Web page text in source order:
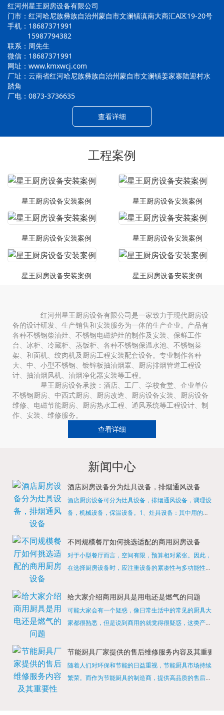
红河州星王厨房设备有限公司
门市：红河哈尼族彝族自治州蒙自市文澜镇滇南大商汇A区19-20号
手机：18687371991
15987794382
联系：周先生
微信：18687371991
网址：www.kmxwcj.com
厂址：云南省红河哈尼族彝族自治州蒙自市文澜镇姜家寨陆迎村水
踏角
厂电：0873-3736635
查看详细
工程案例
星王厨房设备安装案例 星王厨房设备安装案例
星王厨房设备安装案例 星王厨房设备安装案例
星王厨房设备安装案例 星王厨房设备安装案例
红河州星王厨房设备有限公司是一家致力于现代厨房设
备的设计研发、生产销售和安装服务为一体的生产企业。产品有
各种不锈钢柴油灶、不锈钢电磁炉灶的制作及安装、保鲜工作
台、冰柜、冷藏柜、蒸饭柜、各种不锈钢保温水池、不锈钢菜
架、和面机、绞肉机及厨房工程安装配套设备。专业制作各种
大、中、小型不锈钢、镀锌板抽油烟罩、厨房排烟管道工程设
计、抽油烟风机、油烟净化器安装等工程。
星王厨房设备承接：酒店、工厂、学校食堂、企业单位
不锈钢厨房、中西式厨房、厨房改造、厨房设备安装、厨房设备
维修、电磁节能厨房、厨房热水工程、通风系统等工程设计、制
作、安装、维修服务。
查看详细
新闻中心
酒店厨房设备分为灶具设备，排烟通风设备
酒店厨房设备可分为灶具设备，排烟通风设备，调理设
备，机械设备，保温设备。1、灶具设备：其中用的较
缺少的，经过相关检测证明的合格设备才能进行使用，
不同规模餐厅如何挑选适配的商用厨房设备
对于小型餐厅而言，空间有限，预算相对紧张。因此，
在选择厨房设备时，应注重设备的紧凑性与多功能性。
烹饪设备，既能节省空间，又能满足多样化的烹饪需
给大家介绍商用厨具是用电还是燃气的问题
可能大家会有一个疑惑，像日常生活中的常见的厨具大
家都很熟悉，但是说到商用的就觉得很疑惑，这类产品
店用的就是商用的吗?还真别说，真被大家猜对了，这
节能厨具厂家提供的售后维修服务内容及其重要性
随着人们对环保和节能的日益重视，节能厨具市场持续
繁荣。而作为节能厨具的制造商，提供高品质的售后维